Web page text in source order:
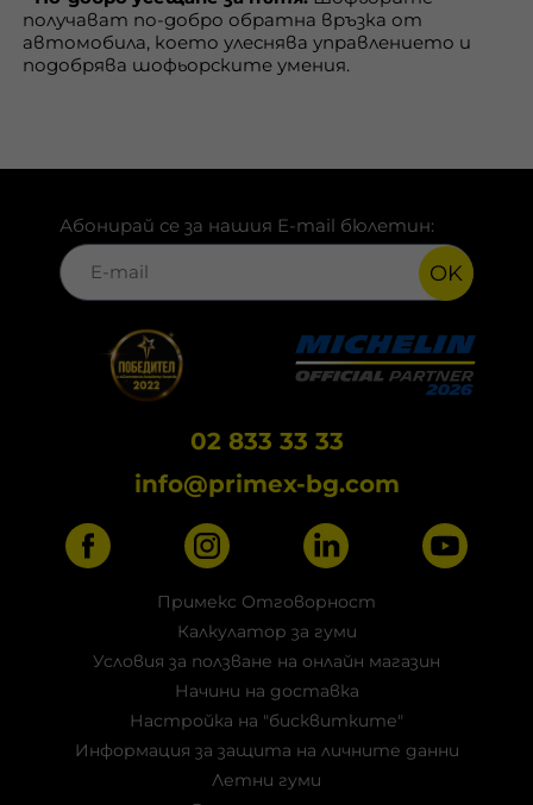
получават по-добро обратна връзка от
автомобила, което улеснява управлението и
подобрява шофьорските умения.
Абонирай се за нашия E-mail бюлетин:
OK
02 833 33 33
info@primex-bg.com
Примекс Отговорност
Калкулатор за гуми
Условия за ползване на онлайн магазин
Начини на доставка
Настройка на "бисквитките"
Информация за защита на личните данни
Летни гуми